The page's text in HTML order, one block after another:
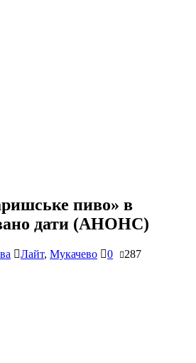
пиво» в
дати (АНОНС)
Лайт, Мукачево 0 287